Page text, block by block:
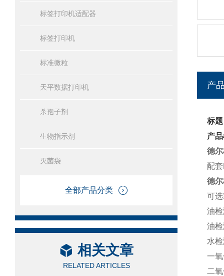
标签打印机适配器
标签打印机
标准微粒
天平数据打印机
杀孢子剂
生物指示剂
灭菌袋
全部产品分类
相关文章
RELATED ARTICLES
产
标
产
德
配
德
可
油
油
水
一
二